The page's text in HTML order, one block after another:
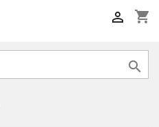
shopping_cart

